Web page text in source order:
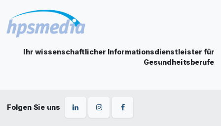
Ihr wissenschaftlicher Informationsdienstleister für
Gesundheitsberufe
Folgen Sie uns